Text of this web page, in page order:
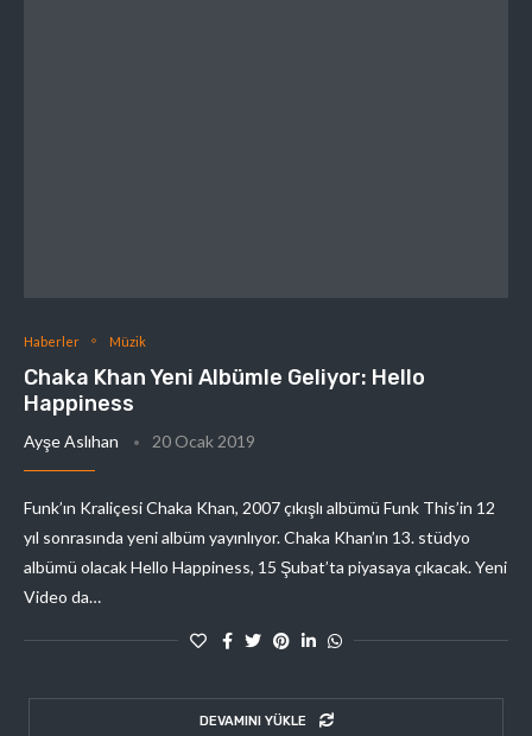
Haberler Müzik
Chaka Khan Yeni Albümle Geliyor: Hello
Happiness
Ayşe Aslıhan 20 Ocak 2019
Funk’ın Kraliçesi Chaka Khan, 2007 çıkışlı albümü Funk This’in 12
yıl sonrasında yeni albüm yayınlıyor. Chaka Khan’ın 13. stüdyo
albümü olacak Hello Happiness, 15 Şubat’ta piyasaya çıkacak. Yeni
Video da…
DEVAMINI YÜKLE